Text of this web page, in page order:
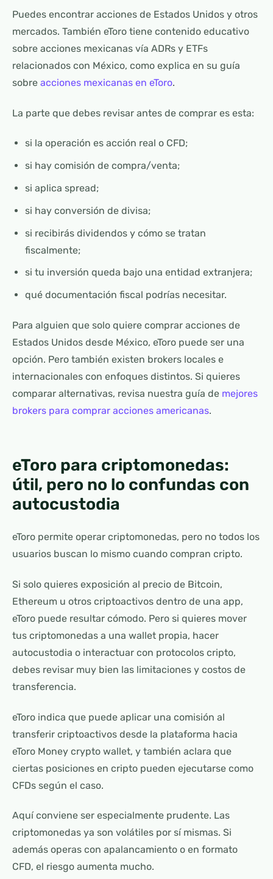
Puedes encontrar acciones de Estados Unidos y otros
mercados. También eToro tiene contenido educativo
sobre acciones mexicanas vía ADRs y ETFs
relacionados con México, como explica en su guía
sobre acciones mexicanas en eToro.
La parte que debes revisar antes de comprar es esta:
si la operación es acción real o CFD;
si hay comisión de compra/venta;
si aplica spread;
si hay conversión de divisa;
si recibirás dividendos y cómo se tratan
fiscalmente;
si tu inversión queda bajo una entidad extranjera;
qué documentación fiscal podrías necesitar.
Para alguien que solo quiere comprar acciones de
Estados Unidos desde México, eToro puede ser una
opción. Pero también existen brokers locales e
internacionales con enfoques distintos. Si quieres
comparar alternativas, revisa nuestra guía de mejores
brokers para comprar acciones americanas.
eToro para criptomonedas:
útil, pero no lo confundas con
autocustodia
eToro permite operar criptomonedas, pero no todos los
usuarios buscan lo mismo cuando compran cripto.
Si solo quieres exposición al precio de Bitcoin,
Ethereum u otros criptoactivos dentro de una app,
eToro puede resultar cómodo. Pero si quieres mover
tus criptomonedas a una wallet propia, hacer
autocustodia o interactuar con protocolos cripto,
debes revisar muy bien las limitaciones y costos de
transferencia.
eToro indica que puede aplicar una comisión al
transferir criptoactivos desde la plataforma hacia
eToro Money crypto wallet, y también aclara que
ciertas posiciones en cripto pueden ejecutarse como
CFDs según el caso.
Aquí conviene ser especialmente prudente. Las
criptomonedas ya son volátiles por sí mismas. Si
además operas con apalancamiento o en formato
CFD, el riesgo aumenta mucho.